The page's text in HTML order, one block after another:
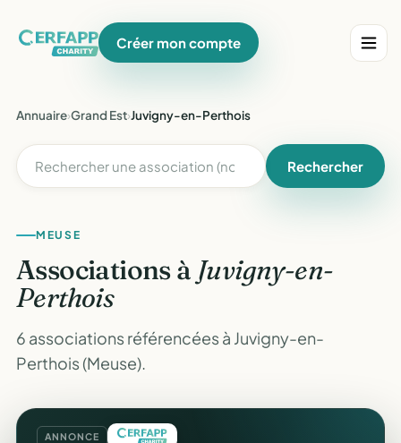
Créer mon compte
Annuaire›Grand Est›Juvigny-en-Perthois
Rechercher
MEUSE
Associations à Juvigny-en-
Perthois
6 associations référencées à Juvigny-en-
Perthois (Meuse).
ANNONCE